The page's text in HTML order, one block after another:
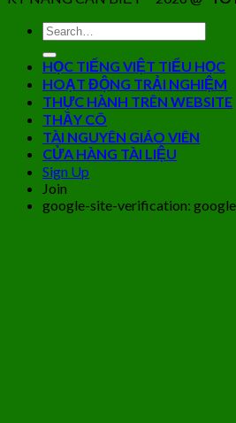
HỌC TIẾNG VIỆT TIỂU HỌC
HOẠT ĐỘNG TRẢI NGHIỆM
THỰC HÀNH TRÊN WEBSITE
THẦY CÔ
TÀI NGUYÊN GIÁO VIÊN
CỬA HÀNG TÀI LIỆU
Sign Up
Join
google-site-verification: